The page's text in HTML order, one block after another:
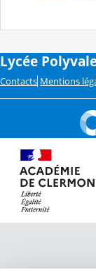
Lycée
Contacts Mentions